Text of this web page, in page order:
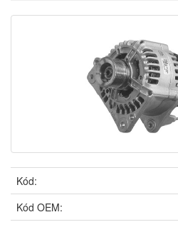
Kód:
Kód OEM: